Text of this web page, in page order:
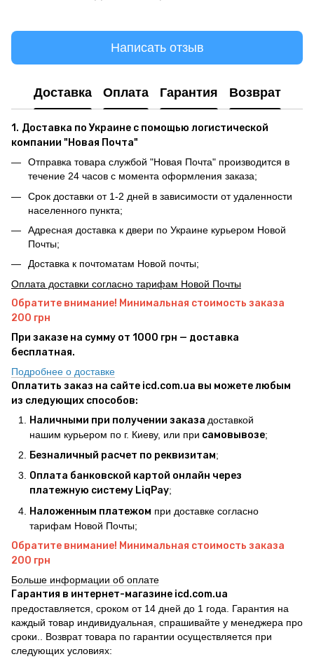
Написать отзыв
Доставка Оплата Гарантия Возврат
1. Доставка по Украине с помощью логистической
компании "Новая Почта"
Отправка товара службой "Новая Почта" производится в
течение 24 часов с момента оформления заказа;
Срок доставки от 1-2 дней в зависимости от удаленности
населенного пункта;
Адресная доставка к двери по Украине курьером Новой
Почты;
Доставка к почтоматам Новой почты;
Оплата доставки согласно тарифам Новой Почты
Обратите внимание! Минимальная стоимость заказа
200 грн
При заказе на сумму от 1000 грн — доставка
бесплатная.
Подробнее о доставке
Оплатить заказ на сайте icd.com.ua вы можете любым
из следующих способов:
Наличными при получении заказа доставкой
нашим курьером по г. Киеву, или при самовывозе;
Безналичный расчет по реквизитам;
Оплата банковской картой онлайн через
платежную систему LiqPay;
Наложенным платежом при доставке согласно
тарифам Новой Почты;
Обратите внимание! Минимальная стоимость заказа
200 грн
Больше информации об оплате
Гарантия в интернет-магазине icd.com.ua
предоставляется, сроком от 14 дней до 1 года. Гарантия на
каждый товар индивидуальная, спрашивайте у менеджера про
сроки.. Возврат товара по гарантии осуществляется при
следующих условиях: